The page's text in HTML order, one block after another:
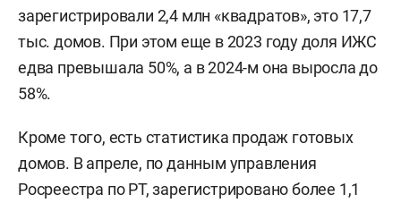
зарегистрировали 2,4 млн «квадратов», это 17,7
тыс. домов. При этом еще в 2023 году доля ИЖС
едва превышала 50%, а в 2024-м она выросла до
58%.
Кроме того, есть статистика продаж готовых
домов. В апреле, по данным управления
Росреестра по РТ, зарегистрировано более 1,1